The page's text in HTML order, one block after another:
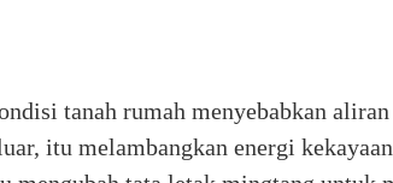
tanah rumah menyebabkan
itu melambangkan energi